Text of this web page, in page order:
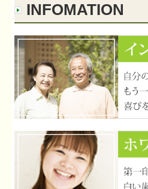
INFOMATION